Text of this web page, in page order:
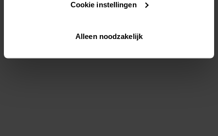
Lees hier meer over in onsprivacybeleid
Via "Cookie instellingen" kun je ook zelf instellen welke
Cookie instellingen
Alleen noodzakelijk